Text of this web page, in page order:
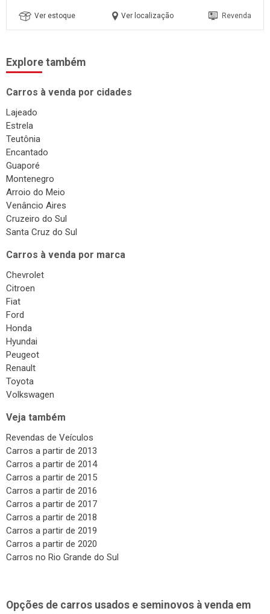
Ver estoque Ver localização Revenda
Explore também
Carros à venda por cidades
Lajeado
Estrela
Teutônia
Encantado
Guaporé
Montenegro
Arroio do Meio
Venâncio Aires
Cruzeiro do Sul
Santa Cruz do Sul
Carros à venda por marca
Chevrolet
Citroen
Fiat
Ford
Honda
Hyundai
Peugeot
Renault
Toyota
Volkswagen
Veja também
Revendas de Veículos
Carros a partir de 2013
Carros a partir de 2014
Carros a partir de 2015
Carros a partir de 2016
Carros a partir de 2017
Carros a partir de 2018
Carros a partir de 2019
Carros a partir de 2020
Carros no Rio Grande do Sul
Opções de carros usados e seminovos à venda em